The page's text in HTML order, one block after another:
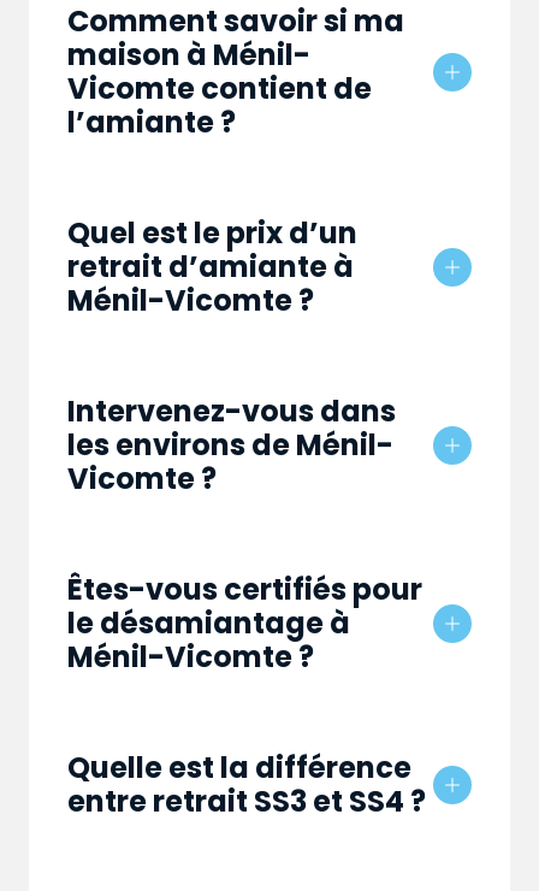
Comment savoir si ma
maison à Ménil-
Vicomte contient de
l’amiante ?
Quel est le prix d’un
retrait d’amiante à
Ménil-Vicomte ?
Intervenez-vous dans
les environs de Ménil-
Vicomte ?
Êtes-vous certifiés pour
le désamiantage à
Ménil-Vicomte ?
Quelle est la différence
entre retrait SS3 et SS4 ?